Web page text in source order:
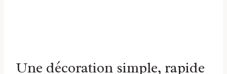
Une décoration simple, rapide